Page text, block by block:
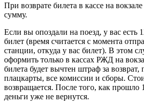
При возврате билета в кассе на
сумму.
Если вы опоздали на поезд, у вас есть
билет (время считается с момента
станции, откуда у вас билет). В этом
оформить только в кассах РЖД на
билета будет вычтен штраф за возврат,
плацкарты, все комиссии и сборы.
возвращается. После того, как прошло
деньги уже не вернутся.